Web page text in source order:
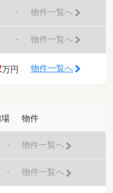
- 物件一覧へ
- 物件一覧へ
万円 物件一覧へ
物件
- 物件一覧へ
- 物件一覧へ